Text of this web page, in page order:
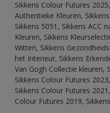
Sikkens Colour Futures
Authentieke Kleuren,
Sikkens 5051, Sikkens ACC
Kleuren, Sikkens
Witten, Sikkens
het Interieur, Sikkens
Van Gogh Collectie kleuren,
Sikkens Colour Futures
Sikkens Colour Futures
Colour Futures 2019,